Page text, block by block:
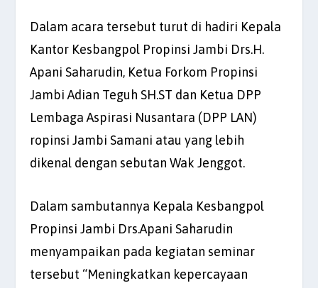
Dalam acara tersebut turut di hadiri Kepala
Kantor Kesbangpol Propinsi Jambi Drs.H.
Apani Saharudin, Ketua Forkom Propinsi
Jambi Adian Teguh SH.ST dan Ketua DPP
Lembaga Aspirasi Nusantara (DPP LAN)
ropinsi Jambi Samani atau yang lebih
dikenal dengan sebutan Wak Jenggot.
Dalam sambutannya Kepala Kesbangpol
Propinsi Jambi Drs.Apani Saharudin
menyampaikan pada kegiatan seminar
tersebut “Meningkatkan kepercayaan